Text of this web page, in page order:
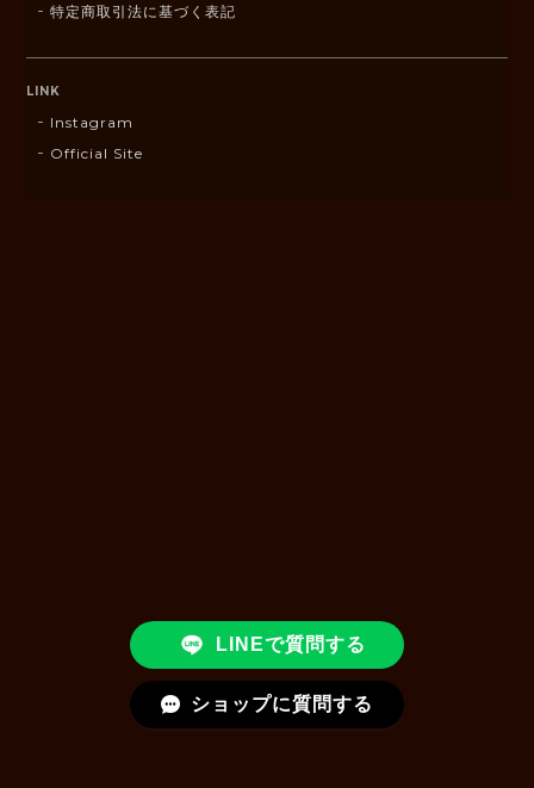
特定商取引法に基づく表記
LINK
Instagram
Official Site
LINEで質問する
ショップに質問する